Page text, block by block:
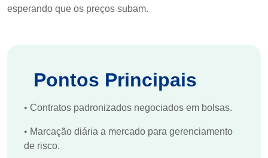
esperando que os preços subam.
Pontos Principais
• Contratos padronizados negociados em bolsas.
• Marcação diária a mercado para gerenciamento
de risco.